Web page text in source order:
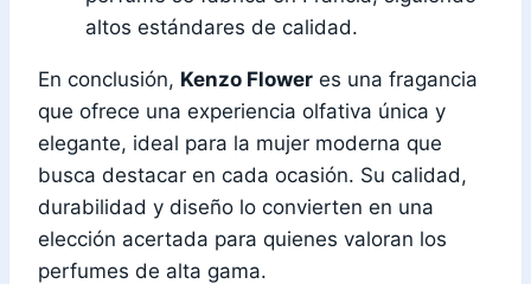
altos estándares de calidad.
En conclusión, Kenzo Flower es una fragancia
que ofrece una experiencia olfativa única y
elegante, ideal para la mujer moderna que
busca destacar en cada ocasión. Su calidad,
durabilidad y diseño lo convierten en una
elección acertada para quienes valoran los
perfumes de alta gama.